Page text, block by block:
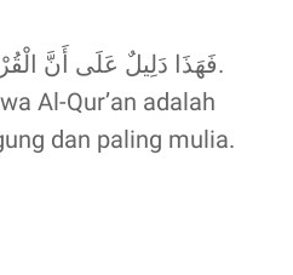
فَهَذَا دَلِيلٌ عَلَى أَنَّ الْقُرْآنَ أَعْظَمُ كَلَامٍ وَأَشْرَفُهُ.
Al-Qur’an adalah
dan paling mulia.